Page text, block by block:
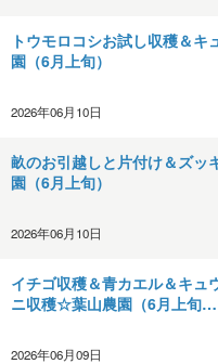
トウモロコシお試し収穫＆
園（6月上旬）
2026年06月10日
畝のお引越しと片付け＆ズ
園（6月上旬）
2026年06月10日
イチゴ収穫＆青カエル＆キュ
ニ収穫☆葉山農園（6月上旬…
2026年06月09日